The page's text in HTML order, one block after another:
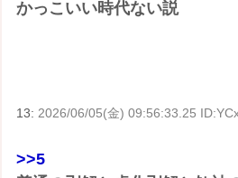
かっこいい時代ない説
13:2026/06/05(金) 09:56:33.25
>>5